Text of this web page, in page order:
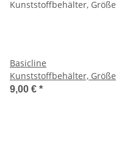
Basicline
Kunststoffbehälter, Größe
40x30x7cm auf Europalette
9,00 € *